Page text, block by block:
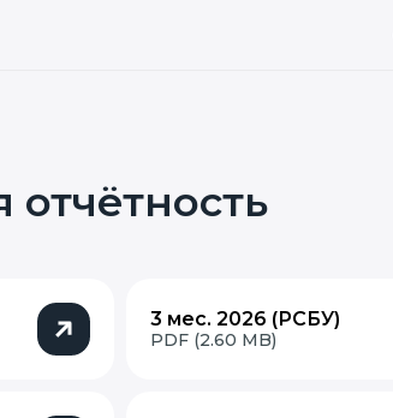
3 мес. 2026 (РСБУ)
PDF (2.60 MB)